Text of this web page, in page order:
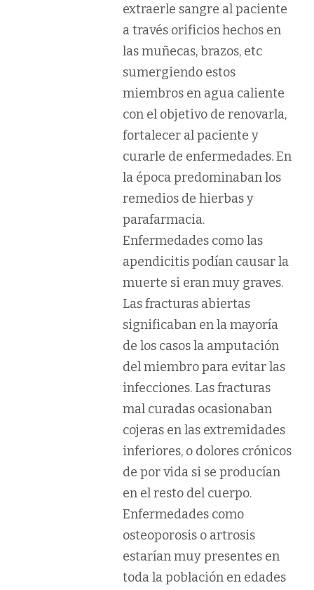
extraerle sangre al paciente
a través orificios hechos en
las muñecas, brazos, etc
sumergiendo estos
miembros en agua caliente
con el objetivo de renovarla,
fortalecer al paciente y
curarle de enfermedades. En
la época predominaban los
remedios de hierbas y
parafarmacia.
Enfermedades como las
apendicitis podían causar la
muerte si eran muy graves.
Las fracturas abiertas
significaban en la mayoría
de los casos la amputación
del miembro para evitar las
infecciones. Las fracturas
mal curadas ocasionaban
cojeras en las extremidades
inferiores, o dolores crónicos
de por vida si se producían
en el resto del cuerpo.
Enfermedades como
osteoporosis o artrosis
estarían muy presentes en
toda la población en edades